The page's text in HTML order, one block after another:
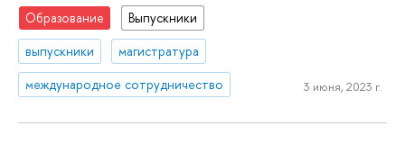
Образование
Выпускники
выпускники
магистратура
международное сотрудничество
3 июня, 2023 г.